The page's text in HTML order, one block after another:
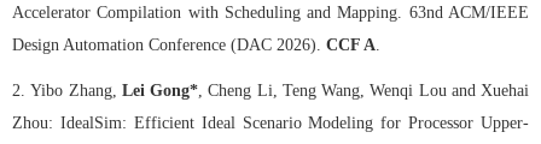
Accelerator Compilation with Scheduling and Mapping. 63nd ACM/IEEE
Design Automation Conference (DAC 2026). CCF A.
2.Yibo Zhang, Lei Gong*, Cheng Li, Teng Wang, Wenqi Lou and Xuehai
Zhou: IdealSim: Efficient Ideal Scenario Modeling for Processor Upper-